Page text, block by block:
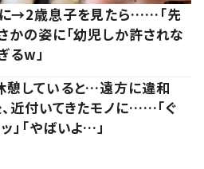
→2歳息子を見たら……「先
かの姿に「幼児しか許されな
るw」
憩していると…遠方に違和
近付いてきたモノに……「ぐ
」「やばいよ…」